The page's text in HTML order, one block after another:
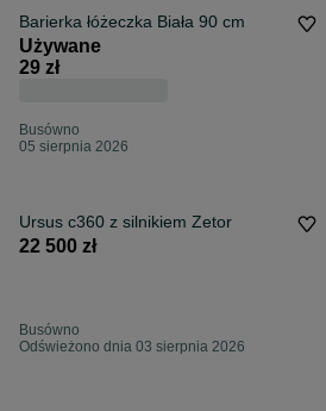
Barierka łóżeczka Biała 90 cm
Używane
29 zł
Busówno
05 sierpnia 2026
Ursus c360 z silnikiem Zetor
22 500 zł
Busówno
Odświeżono dnia 03 sierpnia 2026